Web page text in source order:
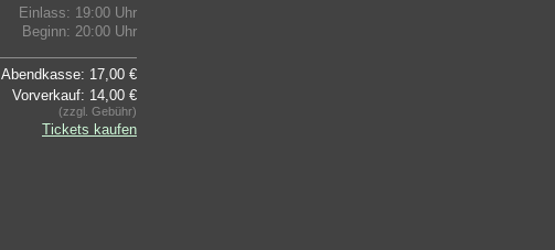
Einlass: 19:00 Uhr
Beginn: 20:00 Uhr
Abendkasse: 17,00 €
Vorverkauf: 14,00 €
(zzgl. Gebühr)
Tickets kaufen